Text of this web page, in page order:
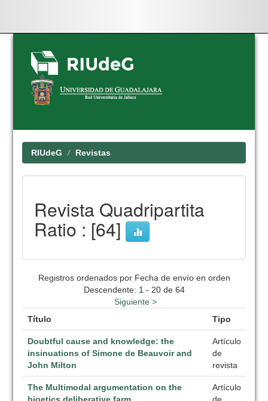
Skip
navigation
RIUdeG Revistas
Revista Quadripartita
Ratio : [64]
Registros ordenados por Fecha de envío en orden
Descendente: 1 - 20 de 64
Siguiente >
Título
Tipo
Doubtful cause and knowledge: the
insinuations of Simone de Beauvoir and
John Milton
Artículo
de
revista
The Multimodal argumentation on the
Artículo